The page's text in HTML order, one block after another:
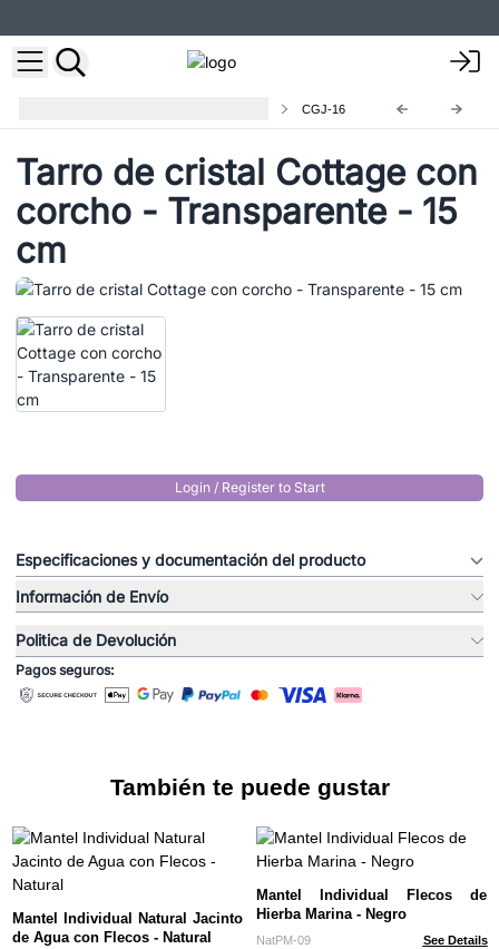
CGJ-16
Tarro de cristal Cottage con
corcho - Transparente - 15
cm
Login / Register to Start
Especificaciones y documentación del producto
Información de Envío
Politica de Devolución
Pagos seguros:
También te puede gustar
Mantel Individual Natural Jacinto
de Agua con Flecos - Natural
Mantel Individual Flecos de
Hierba Marina - Negro
NatPM-09 See Details